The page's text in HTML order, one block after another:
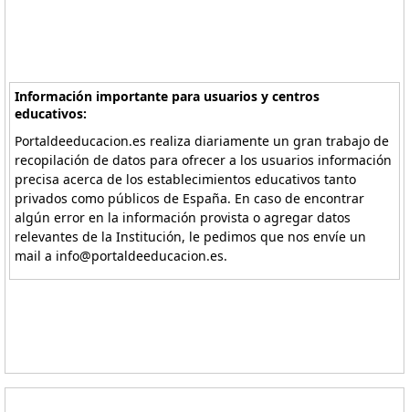
Información importante para usuarios y centros
educativos:
Portaldeeducacion.es realiza diariamente un gran trabajo de
recopilación de datos para ofrecer a los usuarios información
precisa acerca de los establecimientos educativos tanto
privados como públicos de España. En caso de encontrar
algún error en la información provista o agregar datos
relevantes de la Institución, le pedimos que nos envíe un
mail a info@portaldeeducacion.es.